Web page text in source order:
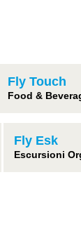
Fly Touch
Food &
Fly Esk
Escursioni